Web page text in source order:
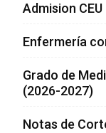
Admision
Enfermería
Grado de
(2026-2027)
Notas de